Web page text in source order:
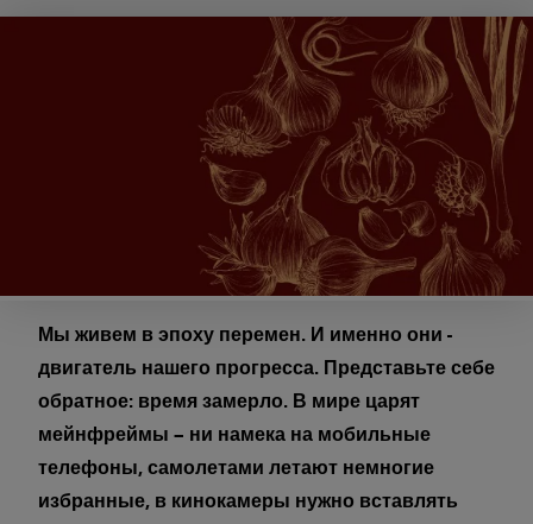
Мы живем в эпоху перемен. И именно они -
двигатель нашего прогресса. Представьте себе
обратное: время замерло. В мире царят
мейнфреймы – ни намека на мобильные
телефоны, самолетами летают немногие
избранные, в кинокамеры нужно вставлять